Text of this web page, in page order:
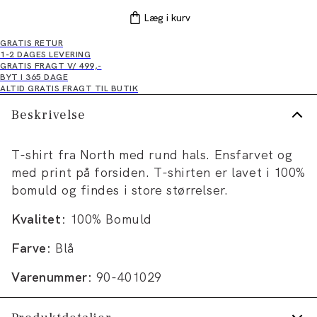
Læg i kurv
GRATIS RETUR
1-2 DAGES LEVERING
GRATIS FRAGT V/ 499,-
BYT I 365 DAGE
ALTID GRATIS FRAGT TIL BUTIK
Beskrivelse
T-shirt fra North med rund hals. Ensfarvet og
med print på forsiden. T-shirten er lavet i 100%
bomuld og findes i store størrelser.
Kvalitet: 100% Bomuld
Farve: Blå
Varenummer: 90-401029